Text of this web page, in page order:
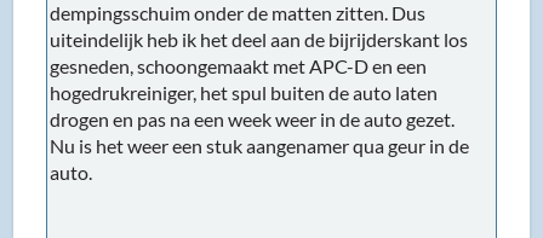
dempingsschuim onder de matten zitten. Dus
uiteindelijk heb ik het deel aan de bijrijderskant los
gesneden, schoongemaakt met APC-D en een
hogedrukreiniger, het spul buiten de auto laten
drogen en pas na een week weer in de auto gezet.
Nu is het weer een stuk aangenamer qua geur in de
auto.